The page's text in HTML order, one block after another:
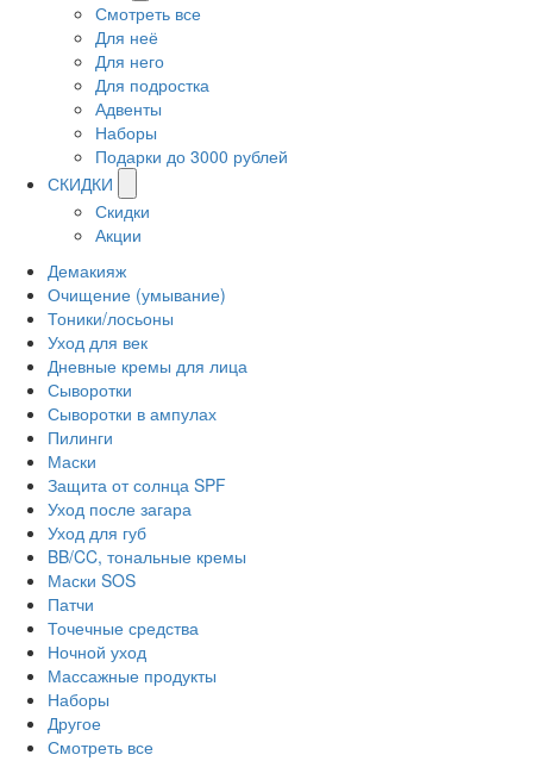
Смотреть все
Для неё
Для него
Для подростка
Адвенты
Наборы
Подарки до 3000 рублей
СКИДКИ
Скидки
Акции
Демакияж
Очищение (умывание)
Тоники/лосьоны
Уход для век
Дневные кремы для лица
Сыворотки
Сыворотки в ампулах
Пилинги
Маски
Защита от солнца SPF
Уход после загара
Уход для губ
BB/CC, тональные кремы
Маски SOS
Патчи
Точечные средства
Ночной уход
Массажные продукты
Наборы
Другое
Смотреть все